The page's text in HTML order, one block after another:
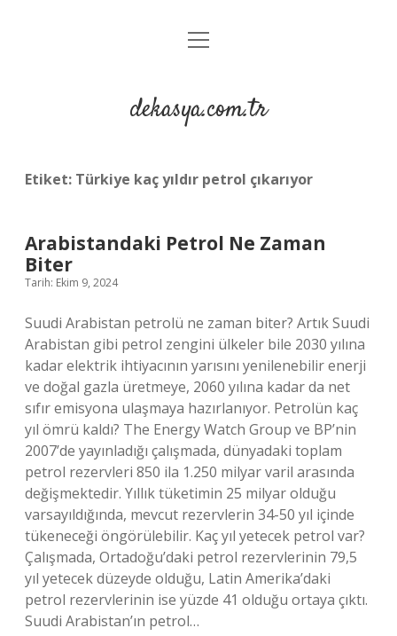
Anasayfa
Yasal Uyarı
menüyü
dekasya.com.tr
Etiket: Türkiye kaç yıldır petrol çıkarıyor
Arabistandaki Petrol Ne Zaman
Biter
Tarih: Ekim 9, 2024
Suudi Arabistan petrolü ne zaman biter? Artık Suudi
Arabistan gibi petrol zengini ülkeler bile 2030 yılına
kadar elektrik ihtiyacının yarısını yenilenebilir enerji
ve doğal gazla üretmeye, 2060 yılına kadar da net
sıfır emisyona ulaşmaya hazırlanıyor. Petrolün kaç
yıl ömrü kaldı? The Energy Watch Group ve BP’nin
2007’de yayınladığı çalışmada, dünyadaki toplam
petrol rezervleri 850 ila 1.250 milyar varil arasında
değişmektedir. Yıllık tüketimin 25 milyar olduğu
varsayıldığında, mevcut rezervlerin 34-50 yıl içinde
tükeneceği öngörülebilir. Kaç yıl yetecek petrol var?
Çalışmada, Ortadoğu’daki petrol rezervlerinin 79,5
yıl yetecek düzeyde olduğu, Latin Amerika’daki
petrol rezervlerinin ise yüzde 41 olduğu ortaya çıktı.
Suudi Arabistan’ın petrol…